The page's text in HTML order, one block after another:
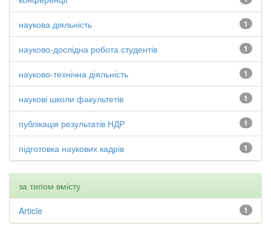
1
наукова діяльність
1
науково-дослідна робота студентів
1
науково-технічна діяльність
1
наукові школи факультетів
1
публікація результатів НДР
1
підготовка наукових кадрів
за типом вмісту
1
Article